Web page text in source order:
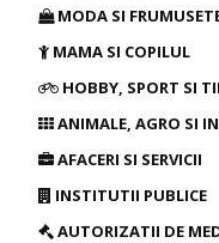
MODA SI
MAMA SI COPILUL
HOBBY, SPORT SI
ANIMALE, AGRO SI
AFACERI SI SERVICII
INSTITUTII PUBLICE
AUTORIZATII DE